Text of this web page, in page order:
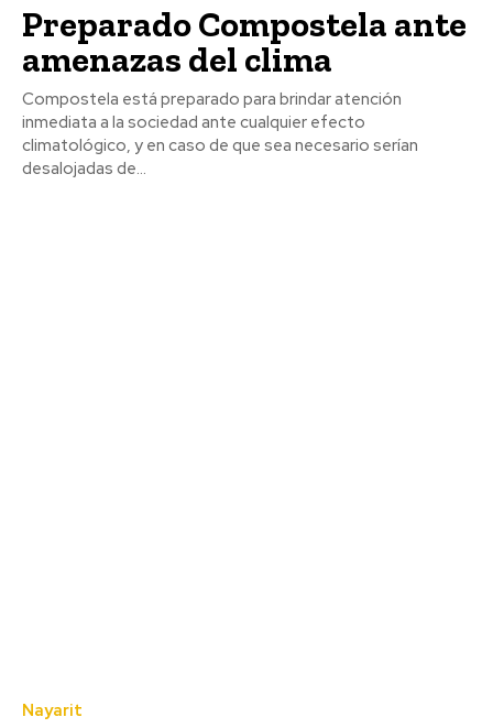
Preparado Compostela ante
amenazas del clima
Compostela está preparado para brindar atención
inmediata a la sociedad ante cualquier efecto
climatológico, y en caso de que sea necesario serían
desalojadas de...
Nayarit